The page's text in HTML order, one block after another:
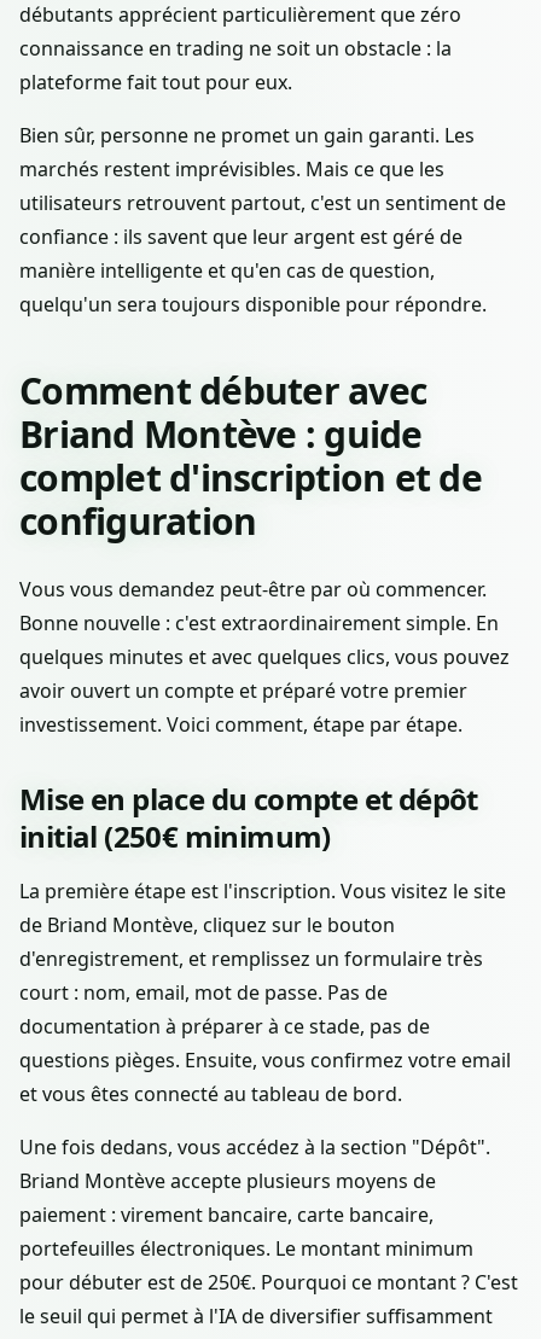
débutants apprécient particulièrement que zéro
connaissance en trading ne soit un obstacle : la
plateforme fait tout pour eux.
Bien sûr, personne ne promet un gain garanti. Les
marchés restent imprévisibles. Mais ce que les
utilisateurs retrouvent partout, c'est un sentiment de
confiance : ils savent que leur argent est géré de
manière intelligente et qu'en cas de question,
quelqu'un sera toujours disponible pour répondre.
Comment débuter avec
Briand Montève : guide
complet d'inscription et de
configuration
Vous vous demandez peut-être par où commencer.
Bonne nouvelle : c'est extraordinairement simple. En
quelques minutes et avec quelques clics, vous pouvez
avoir ouvert un compte et préparé votre premier
investissement. Voici comment, étape par étape.
Mise en place du compte et dépôt
initial (250€ minimum)
La première étape est l'inscription. Vous visitez le site
de Briand Montève, cliquez sur le bouton
d'enregistrement, et remplissez un formulaire très
court : nom, email, mot de passe. Pas de
documentation à préparer à ce stade, pas de
questions pièges. Ensuite, vous confirmez votre email
et vous êtes connecté au tableau de bord.
Une fois dedans, vous accédez à la section "Dépôt".
Briand Montève accepte plusieurs moyens de
paiement : virement bancaire, carte bancaire,
portefeuilles électroniques. Le montant minimum
pour débuter est de 250€. Pourquoi ce montant ? C'est
le seuil qui permet à l'IA de diversifier suffisamment